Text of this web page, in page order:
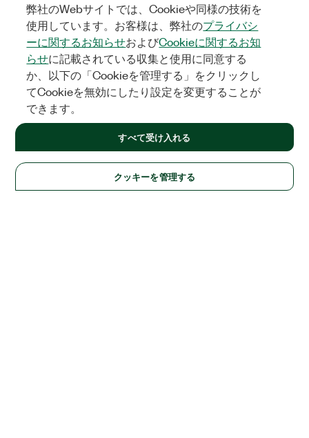
弊社のWebサイトでは、Cookieや同様の技術を
使用しています。お客様は、弊社のプライバシ
ーに関するお知らせおよびCookieに関するお知
らせに記載されている収集と使用に同意する
か、以下の「Cookieを管理する」をクリックし
てCookieを無効にしたり設定を変更することが
できます。
クッキーを管理する
すべて受け入れる